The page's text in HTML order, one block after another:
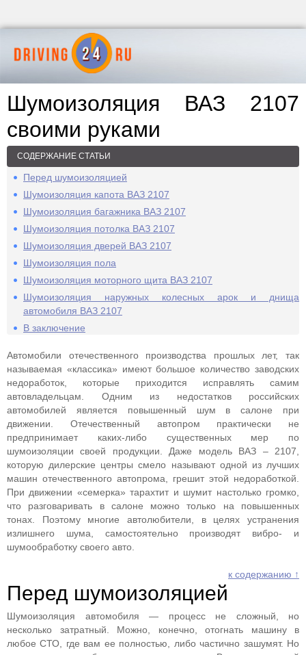
Шумоизоляция ВАЗ 2107
своими руками
СОДЕРЖАНИЕ СТАТЬИ
Перед шумоизоляцией
Шумоизоляция капота ВАЗ 2107
Шумоизоляция багажника ВАЗ 2107
Шумоизоляция потолка ВАЗ 2107
Шумоизоляция дверей ВАЗ 2107
Шумоизоляция пола
Шумоизоляция моторного щита ВАЗ 2107
Шумоизоляция наружных колесных арок и днища
автомобиля ВАЗ 2107
В заключение
Автомобили отечественного производства прошлых лет, так
называемая «классика» имеют большое количество заводских
недоработок, которые приходится исправлять самим
автовладельцам. Одним из недостатков российских
автомобилей является повышенный шум в салоне при
движении. Отечественный автопром практически не
предпринимает каких-либо существенных мер по
шумоизоляции своей продукции. Даже модель ВАЗ – 2107,
которую дилерские центры смело называют одной из лучших
машин отечественного автопрома, грешит этой недоработкой.
При движении «семерка» тарахтит и шумит настолько громко,
что разговаривать в салоне можно только на повышенных
тонах. Поэтому многие автолюбители, в целях устранения
излишнего шума, самостоятельно производят вибро- и
шумообработку своего авто.
к содержанию ↑
Перед шумоизоляцией
Шумоизоляция автомобиля — процесс не сложный, но
несколько затратный. Можно, конечно, отогнать машину в
любое СТО, где вам ее полностью, либо частично зашумят. Но